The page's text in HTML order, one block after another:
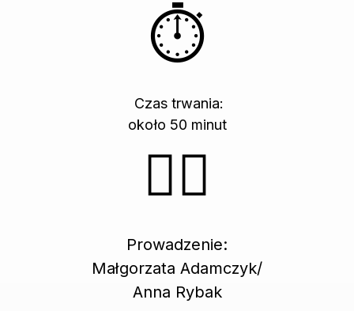
⏱️
Czas trwania:
około 50 minut
👩‍⚖️
Prowadzenie:
Małgorzata Adamczyk/
Anna Rybak